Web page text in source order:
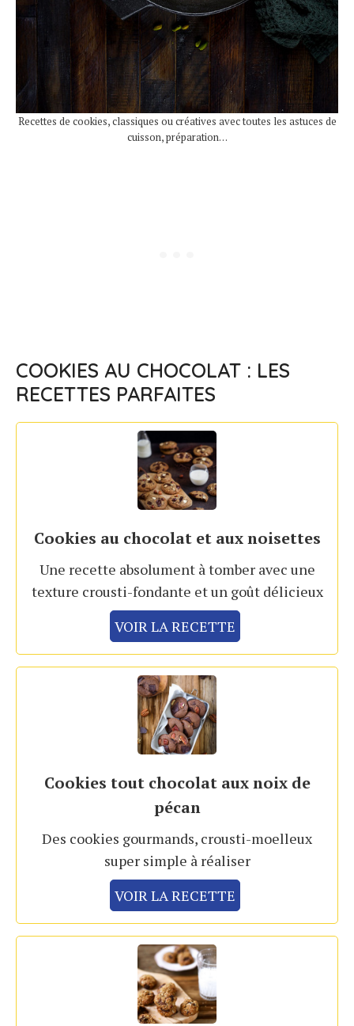
Recettes de cookies, classiques ou créatives avec toutes les astuces de
cuisson, préparation…
COOKIES AU CHOCOLAT : LES
RECETTES PARFAITES
Cookies au chocolat et aux noisettes
Une recette absolument à tomber avec une
texture crousti-fondante et un goût délicieux
VOIR LA RECETTE
Cookies tout chocolat aux noix de
pécan
Des cookies gourmands, crousti-moelleux
super simple à réaliser
VOIR LA RECETTE